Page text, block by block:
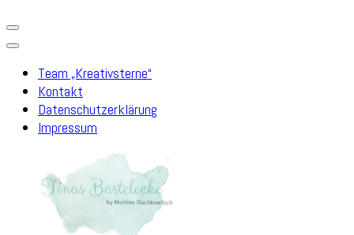
Team „Kreativsterne“
Kontakt
Datenschutzerklärung
Impressum